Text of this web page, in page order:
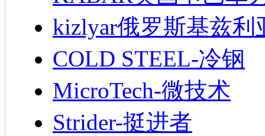
kizlyar俄罗斯基兹利
COLD STEEL-冷钢
MicroTech-微技术
Strider-挺进者